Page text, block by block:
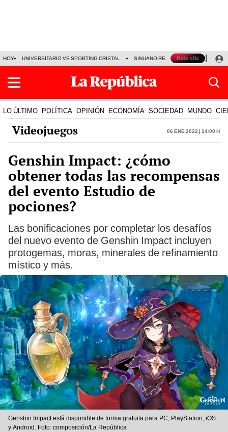
HOY UNIVERSITARIO VS SPORTING CRISTAL SINUANO RESULTADOS HOY
LO ÚLTIMO POLÍTICA OPINIÓN ECONOMÍA SOCIEDAD MUNDO
Videojuegos 06 Ene 2022 | 14:00 h
Genshin Impact: ¿cómo
obtener todas las recompensas
del evento Estudio de
pociones?
Las bonificaciones por completar los desafíos
del nuevo evento de Genshin Impact incluyen
protogemas, moras, minerales de refinamiento
místico y más.
Genshin Impact está disponible de forma gratuita para PC, PlayStation, iOS
y Android. Foto: composición/La República